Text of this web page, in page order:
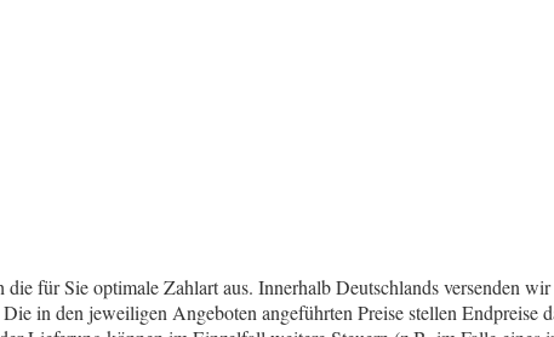
für Sie optimale Zahlart aus. Innerhalb Deutschlands versenden
in den jeweiligen Angeboten angeführten Preise stellen Endpreise